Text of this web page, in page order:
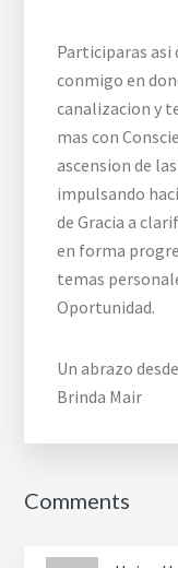
Participaras asi
conmigo en
canalizacion y
mas con
ascension de
impulsando
de Gracia a
en forma
temas
Oportunidad.
Un abrazo
Brinda Mair
Reader
Interactions
Comments